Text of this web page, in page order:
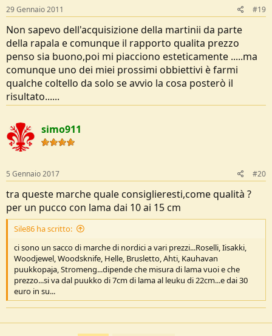
s
:
29 Gennaio 2011 #19
Non sapevo dell'acquisizione della martinii da parte
della rapala e comunque il rapporto qualita prezzo
penso sia buono,poi mi piacciono esteticamente .....ma
comunque uno dei miei prossimi obbiettivi è farmi
qualche coltello da solo se avvio la cosa posterò il
risultato......
simo911
5 Gennaio 2017 #20
tra queste marche quale consiglieresti,come qualità ?
per un pucco con lama dai 10 ai 15 cm
Sile86 ha scritto:
ci sono un sacco di marche di nordici a vari prezzi...Roselli, Iisakki,
Woodjewel, Woodsknife, Helle, Brusletto, Ahti, Kauhavan
puukkopaja, Stromeng...dipende che misura di lama vuoi e che
prezzo...si va dal puukko di 7cm di lama al leuku di 22cm...e dai 30
euro in su...